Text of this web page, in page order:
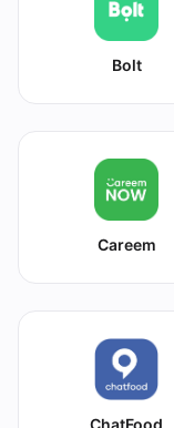
Bolt
Careem
ChatFood